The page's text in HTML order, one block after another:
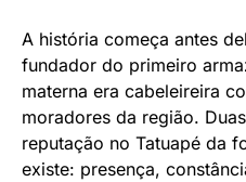
A história começa antes
fundador do primeiro
materna era cabeleireira
moradores da região.
reputação no Tatuapé da
existe: presença,